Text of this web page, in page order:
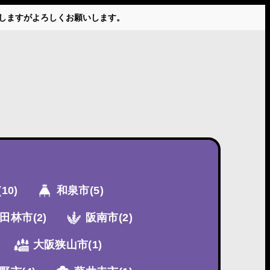
すがよろしくお願いします。
和泉市(5)
林市(2) 阪南市(2)
大阪狭山市(1)